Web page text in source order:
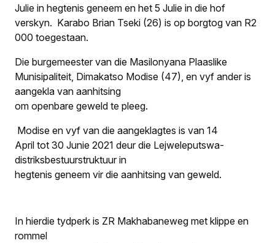
Julie in hegtenis geneem en het 5 Julie in die hof
verskyn. Karabo Brian Tseki (26) is op borgtog van R2
000 toegestaan.
Die burgemeester van die Masilonyana Plaaslike
Munisipaliteit, Dimakatso Modise (47), en vyf ander is
aangekla van aanhitsing
om openbare geweld te pleeg.
Modise en vyf van die aangeklagtes is van 14
April tot 30 Junie 2021 deur die Lejweleputswa-
distriksbestuurstruktuur in
hegtenis geneem vir die aanhitsing van geweld.
In hierdie tydperk is ZR Makhabaneweg met klippe en
rommel